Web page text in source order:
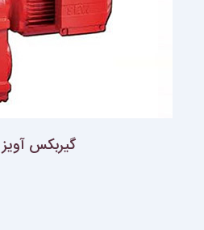
گيربكس آويز sew